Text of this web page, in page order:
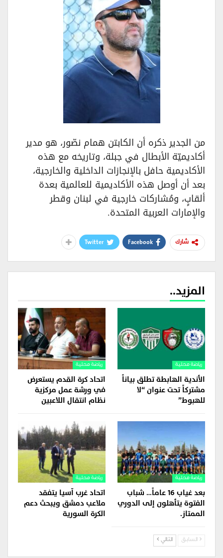
من الجدير ذكره أن الكابتن همام نصّور، هو مدير
أكاديميّة الأبطال في جبلة، وتاريخه مع هذه
الأكاديمية حافل بالإنجازات الداخلية والخارجية،
بعد أن أوصل هذه الأكاديمية للعالمية بعدة
ألقابٍ، ومُشاركات خارجية في لبنان وقطر
والإمارات العربية المتحدة.
شارك Facebook
Twitter
المزيد..
رياضة محلية
الأندية الهابطة تطلق بياناً
مشتركاً تحت عنوان “لا
للهبوط”
رياضة محلية
اتحاد كرة القدم يستعرض
في ورشة عمل مركزية
نظام انتقال اللاعبين
رياضة محلية
بعد غياب 16 عاماً… شباب
الفتوة يتأهلون إلى الدوري
الممتاز.
رياضة محلية
اتحاد غرب آسيا يتفقد
ملاعب دمشق ويبحث دعم
الكرة السورية
السابق التالي